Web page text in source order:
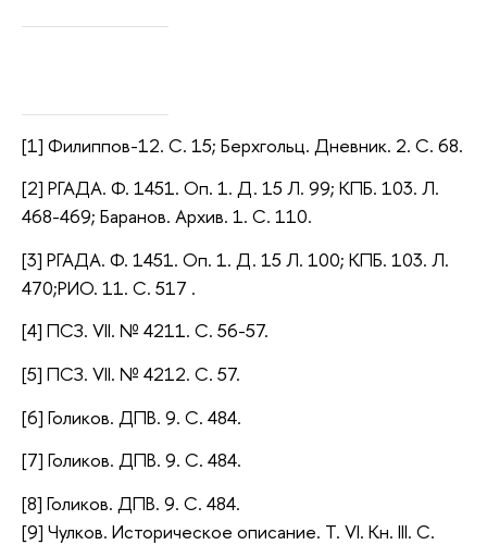
[1] Филиппов-12. С. 15; Берхгольц. Дневник. 2. С. 68.
[2] РГАДА. Ф. 1451. Оп. 1. Д. 15 Л. 99; КПБ. 103. Л.
468-469; Баранов. Архив. 1. С. 110.
[3] РГАДА. Ф. 1451. Оп. 1. Д. 15 Л. 100; КПБ. 103. Л.
470;РИО. 11. С. 517 .
[4] ПСЗ. VII. № 4211. С. 56-57.
[5] ПСЗ. VII. № 4212. С. 57.
[6] Голиков. ДПВ. 9. С. 484.
[7] Голиков. ДПВ. 9. С. 484.
[8] Голиков. ДПВ. 9. С. 484.
[9] Чулков. Историческое описание. Т. VI. Кн. III. С.